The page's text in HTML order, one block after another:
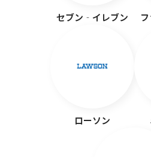
セブン‐イレブン
ローソン